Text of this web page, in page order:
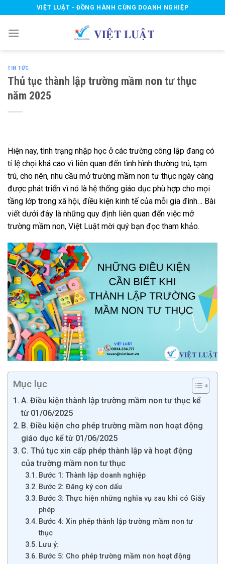
to
content
VIỆT LUẬT - ĐỒNG HÀNH CÙNG DOANH NGHIỆP
TIN TỨC
Thủ tục thành lập trường mầm non tư thục
năm 2025
Hiện nay, tình trạng nhập học ở các trường công lập đang có
tỉ lệ chọi khá cao vì liên quan đến tình hình thường trú, tạm
trú, cho nên, nhu cầu mở trường mầm non tư thục ngày càng
được phát triển vì nó là hệ thống giáo dục phù hợp cho mọi
tầng lớp trong xã hội, điều kiện kinh tế của mỗi gia đình… Bài
viết dưới đây là những quy định liên quan đến việc mở
trường mầm non, Việt Luật mời quý bạn đọc tham khảo.
Mục lục
A. Điều kiện thành lập trường mầm non tư thục kể
từ 01/06/2025
B. Điều kiện cho phép trường mầm non hoạt động
giáo dục kể từ 01/06/2025
C. Thủ tục xin cấp phép thành lập và hoạt động
của trường mầm non tư thục
Bước 1: Thành lập doanh nghiệp
Bước 2: Đăng ký con dấu
Bước 3: Thực hiện những nghĩa vụ sau khi có Giấy
phép
Bước 4: Xin phép thành lập trường mầm non tư
thục
Lưu ý:
Bước 5: Cho phép trường mầm non hoạt động